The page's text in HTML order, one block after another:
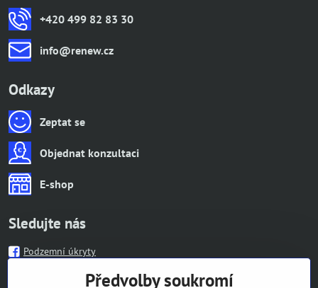
+420 499 82 83 30
info​@renew​.cz
Odkazy
Zeptat se
Objednat konzultaci
E-shop
Sledujte nás
Podzemní úkryty
Předvolby soukromí